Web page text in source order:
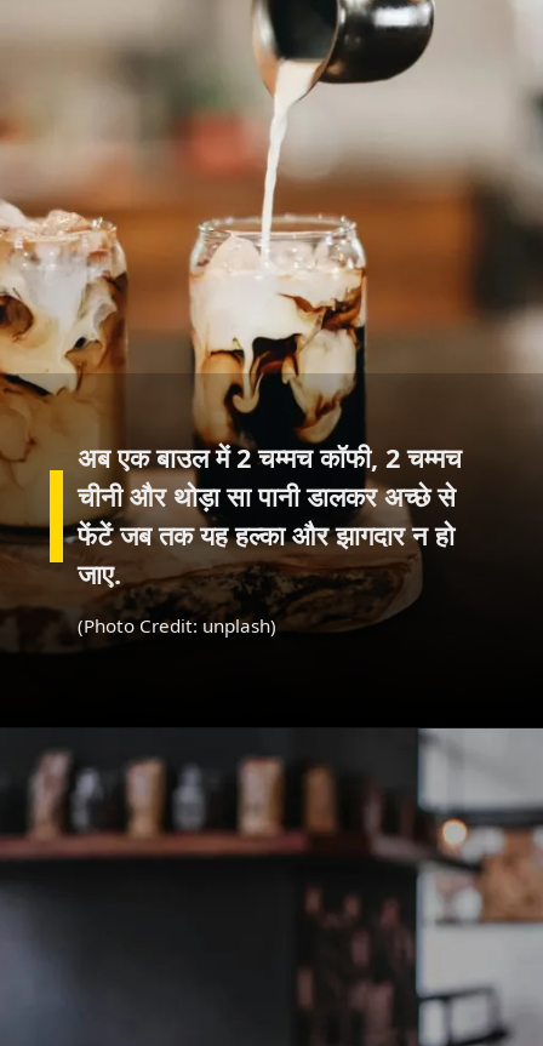
अब एक बाउल में 2 चम्मच कॉफी, 2 चम्मच
चीनी और थोड़ा सा पानी डालकर अच्छे से
फेंटें जब तक यह हल्का और झागदार न हो
जाए.
(Photo Credit: unplash)